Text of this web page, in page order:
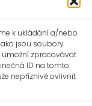
k ukládání a/nebo
jsou soubory
zpracovávat
ID na tomto
nepříznivě ovlivnit